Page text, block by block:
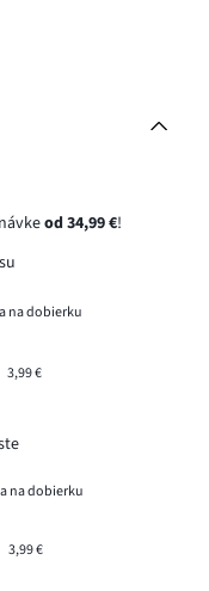
od 34,99 €!
na dobierku
3,99 €
na dobierku
3,99 €